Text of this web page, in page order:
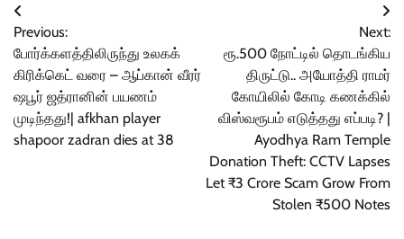
Post
navigation
Previous:
போர்க்களத்திலிருந்து உலகக்
கிரிக்கெட் வரை – ஆப்கான் வீரர்
ஷபூர் ஜத்ரானின் பயணம்
முடிந்தது!| afkhan player
shapoor zadran dies at 38
Next:
ரூ.500 நோட்டில் தொடங்கிய
திருட்டு.. அயோத்தி ராமர்
கோயிலில் கோடி கணக்கில்
விஸ்வரூபம் எடுத்தது எப்படி? |
Ayodhya Ram Temple
Donation Theft: CCTV Lapses
Let ₹3 Crore Scam Grow From
Stolen ₹500 Notes